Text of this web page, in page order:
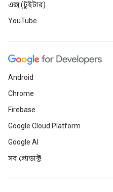
এক্স (টুইটার)
YouTube
Android
Chrome
Firebase
Google Cloud Platform
Google AI
সব প্রোডাক্ট